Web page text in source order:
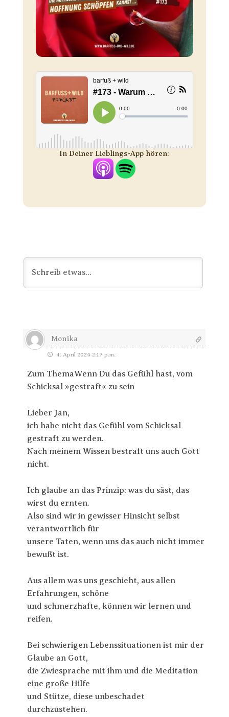
In Deiner Lieblings-App hören:
Monika
4. April 2024 2:17 p.m.
Zum ThemaWenn Du das Gefühl hast, vom
Schicksal »gestraft« zu sein
Lieber Jan,
ich habe nicht das Gefühl vom Schicksal
gestraft zu werden.
Nach meinem Wissen bestraft uns auch Gott
nicht.
Ich glaube an das Prinzip: was du säst, das
wirst du ernten.
Also sind wir in gewisser Hinsicht selbst
verantwortlich für
unsere Taten, wenn uns das auch nicht immer
bewußt ist.
Aus allem was uns geschieht, aus allen
Erfahrungen, schöne
und schmerzhafte, können wir lernen und
reifen.
Bei schwierigen Lebenssituationen ist mir der
Glaube an Gott,
die Zwiesprache mit ihm und die Meditation
eine große Hilfe
und Stütze, diese unbeschadet
durchzustehen.